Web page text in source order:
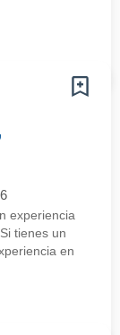
experiencia
tienes un
en